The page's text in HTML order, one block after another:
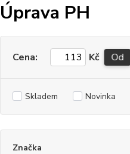
Úprava PH
Cena: Kč Od
Skladem Novinka
Značka